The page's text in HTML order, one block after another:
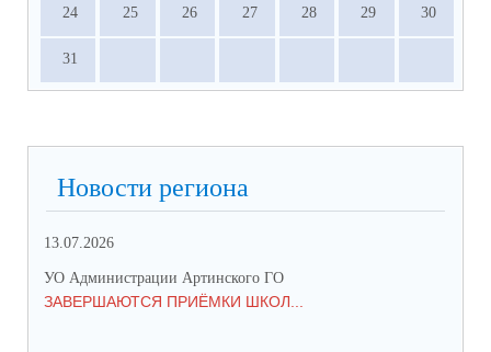
24 25 26 27 28 29 30
31
Новости региона
13.07.2026
УО Администрации Артинского ГО
ЗАВЕРШАЮТСЯ ПРИЁМКИ ШКОЛ...